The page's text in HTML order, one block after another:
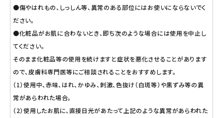
●傷やはれもの、しっしん等、異常のある部位にはお使いにならないでく
ださい。
●化粧品がお肌に合わないとき、即ち次のような場合には使用を中止し
てください。
そのまま化粧品等の使用を続けますと症状を悪化させることがあります
ので、皮膚科専門医等にご相談されることをおすすめします。
（1）使用中、赤味、はれ、かゆみ、刺激、色抜け（白斑等）や黒ずみ等の異
常があらわれた場合。
（2）使用したお肌に、直接日光があたって上記のような異常があらわれた